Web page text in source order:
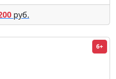
руб.
6+